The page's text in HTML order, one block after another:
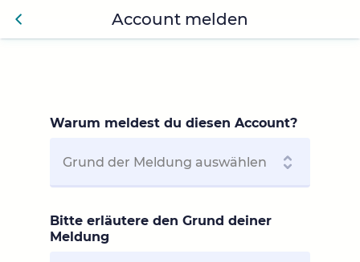
Zurü
Account melden
Warum meldest du diesen Account?
Bitte erläutere den Grund deiner
Meldung